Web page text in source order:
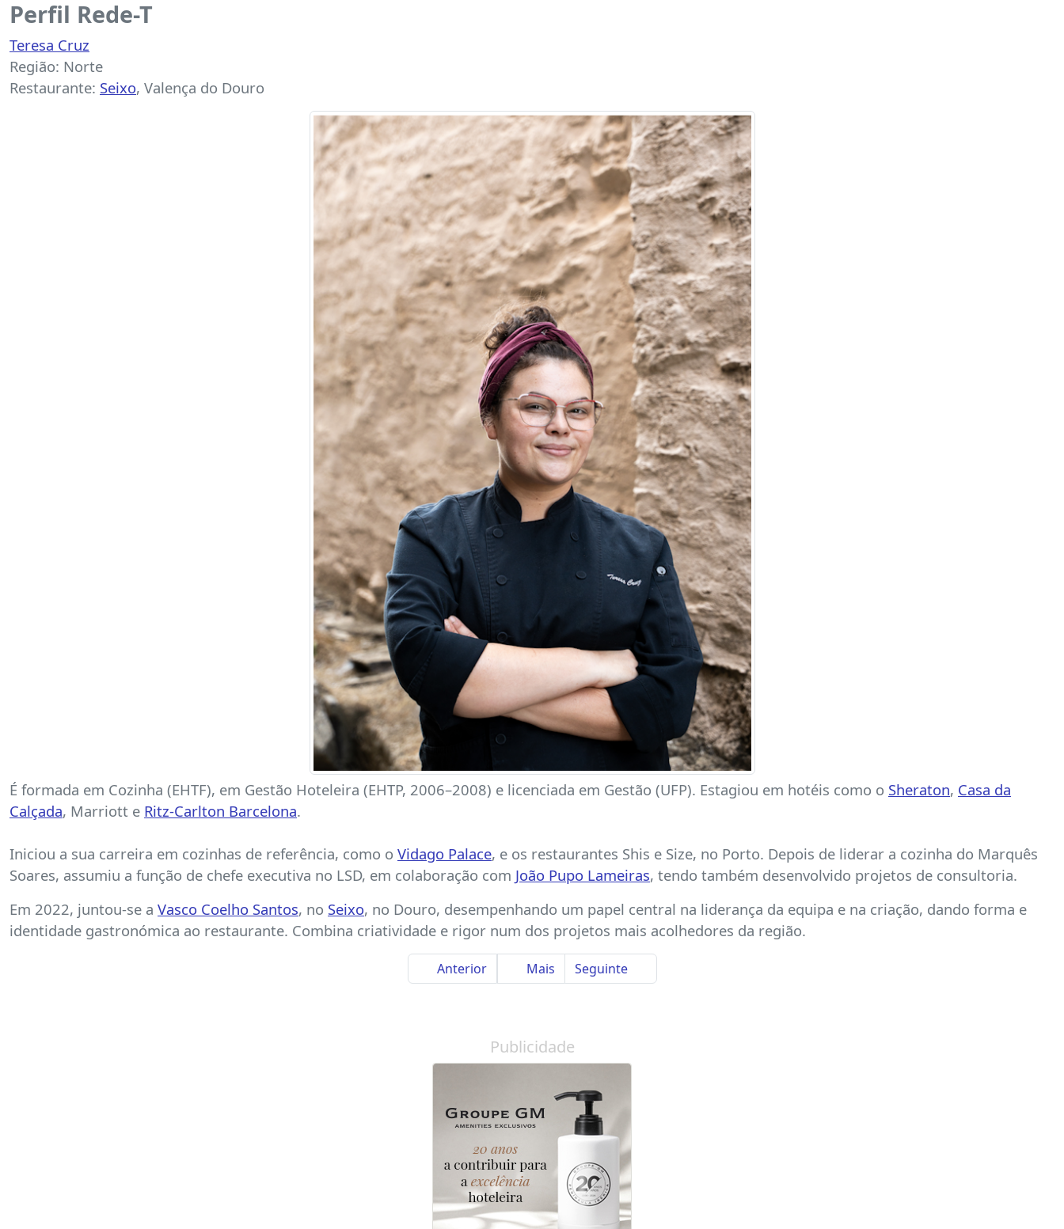
Perfil Rede-T
Teresa Cruz
Região: Norte
Restaurante: Seixo, Valença do Douro
É formada em Cozinha (EHTF), em Gestão Hoteleira (EHTP, 2006–2008) e licenciada em Gestão (UFP). Estagiou em hotéis como o Sheraton, Casa da
Calçada, Marriott e Ritz-Carlton Barcelona.
Iniciou a sua carreira em cozinhas de referência, como o Vidago Palace, e os restaurantes Shis e Size, no Porto. Depois de liderar a cozinha do Marquês
Soares, assumiu a função de chefe executiva no LSD, em colaboração com João Pupo Lameiras, tendo também desenvolvido projetos de consultoria.
Em 2022, juntou-se a Vasco Coelho Santos, no Seixo, no Douro, desempenhando um papel central na liderança da equipa e na criação, dando forma e
identidade gastronómica ao restaurante. Combina criatividade e rigor num dos projetos mais acolhedores da região.
Anterior Mais Seguinte
Publicidade